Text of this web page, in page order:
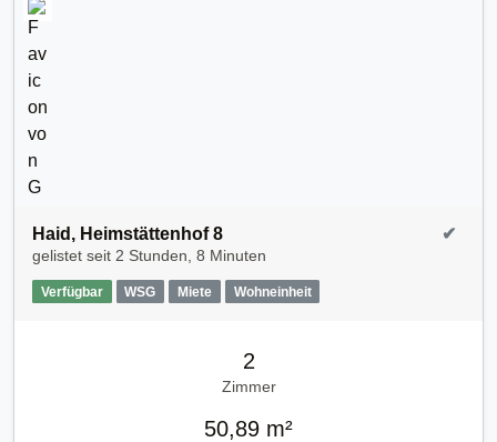
Haid, Heimstättenhof 8
gelistet seit 2 Stunden, 8 Minuten
Verfügbar WSG Miete Wohneinheit
✔
2
Zimmer
50,89 m²